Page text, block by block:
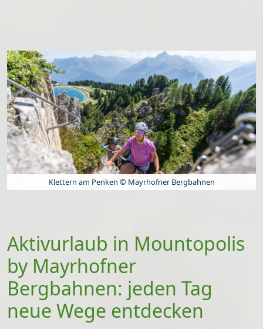
Klettern am Penken © Mayrhofner Bergbahnen
Aktivurlaub in Mountopolis
by Mayrhofner
Bergbahnen: jeden Tag
neue Wege entdecken